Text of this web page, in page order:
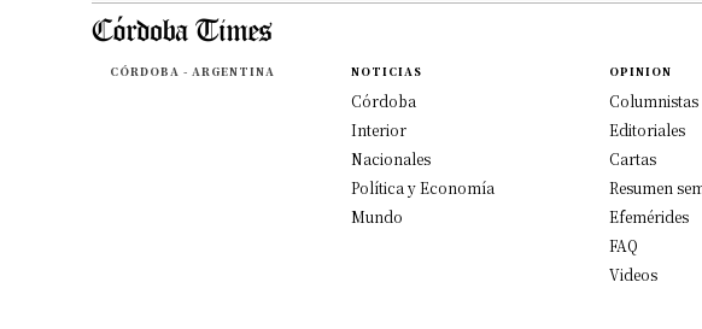
CÓRDOBA - ARGENTINA NOTICIAS
Córdoba
Interior
Nacionales
Política y Economía
Mundo
OPINION
Columnistas
Editoriales
Cartas
Resumen
Efemérides
FAQ
Videos